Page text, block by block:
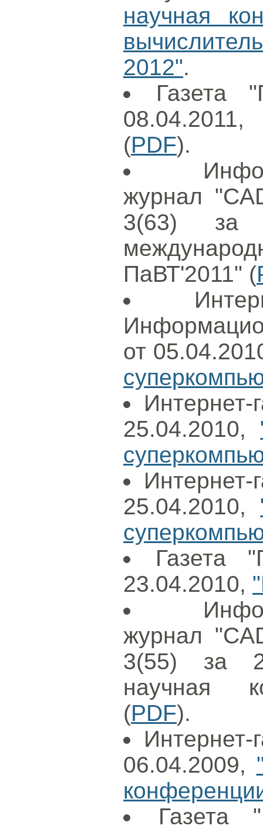
научная
2012".
Газета
(PDF).
журнал
3(63) за
ПаВТ'2011" (
от
Интернет-
25.04.2010,
Интернет-
25.04.2010,
Газета
23.04.2010,
журнал
3(55) за
научная
(PDF).
Интернет-
06.04.2009,
Газета